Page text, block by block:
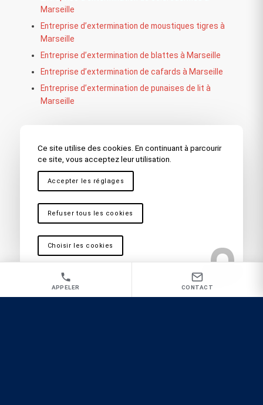
Marseille
Entreprise d’extermination de moustiques tigres à
Marseille
Entreprise d’extermination de blattes à Marseille
Entreprise d’extermination de cafards à Marseille
Entreprise d’extermination de punaises de lit à
Marseille
Nos autres secteurs en tant que
Entreprise d’extermination de
fourmis
Aubagne,Gémenos,Roquevaire
Nord,Toulon,La Seyne sur Mer,
Raphaël,Draguignan,Bandol
Brignoles,Saint Maximin
Martigues,La Ciotat,Cassis Nice
Aix en Provence
Ce site utilise des cookies. En continuant à parcourir
ce site, vous acceptez leur utilisation.
Accepter les réglages
Refuser tous les cookies
Choisir les cookies
APPELER CONTACT